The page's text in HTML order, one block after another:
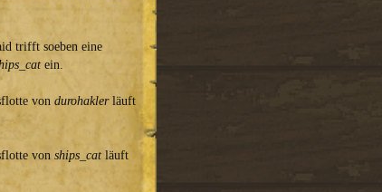
trifft soeben eine
ein.
von durohaklerläuft
von ships_cat läuft